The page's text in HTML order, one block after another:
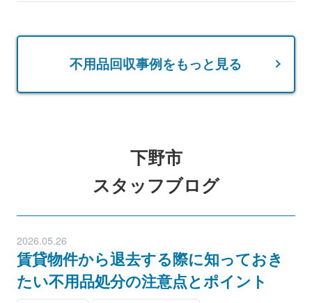
不用品回収事例をもっと見る
下野市
スタッフブログ
2026.05.26
賃貸物件から退去する際に知っておき
たい不用品処分の注意点とポイント